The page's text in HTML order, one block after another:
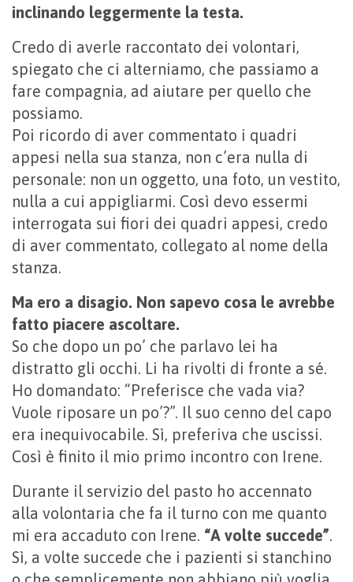
inclinando leggermente la testa.
Credo di averle raccontato dei volontari,
spiegato che ci alterniamo, che passiamo a
fare compagnia, ad aiutare per quello che
possiamo.
Poi ricordo di aver commentato i quadri
appesi nella sua stanza, non c’era nulla di
personale: non un oggetto, una foto, un vestito,
nulla a cui appigliarmi. Così devo essermi
interrogata sui fiori dei quadri appesi, credo
di aver commentato, collegato al nome della
stanza.
Ma ero a disagio. Non sapevo cosa le avrebbe
fatto piacere ascoltare.
So che dopo un po’ che parlavo lei ha
distratto gli occhi. Li ha rivolti di fronte a sé.
Ho domandato: “Preferisce che vada via?
Vuole riposare un po’?”. Il suo cenno del capo
era inequivocabile. Sì, preferiva che uscissi.
Così è finito il mio primo incontro con Irene.
Durante il servizio del pasto ho accennato
alla volontaria che fa il turno con me quanto
mi era accaduto con Irene. “A volte succede”.
Sì, a volte succede che i pazienti si stanchino